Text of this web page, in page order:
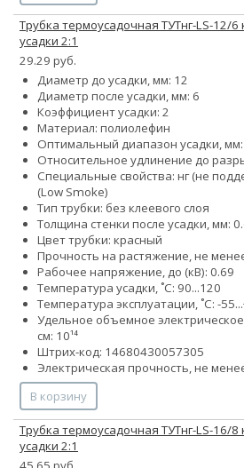
Трубка термоусадочная ТУТнг-LS-12/
усадки 2:1
29.29 руб.
Диаметр до усадки, мм: 12
Диаметр после усадки, мм: 6
Коэффициент усадки: 2
Материал: полиолефин
Оптимальный диапазон усадки,
Относительное удлинение до
Специальные свойства: нг (не
(Low Smoke)
Тип трубки: без клеевого слоя
Толщина стенки после усадки, мм:
Цвет трубки: красный
Прочность на растяжение, не
Рабочее напряжение, до (кВ): 0.69
Температура усадки, ˚С: 90...120
Температура эксплуатации, ˚С: -
Удельное объемное
см: 10¹⁴
Штрих-код: 14680430057305
Электрическая прочность, не
В корзину
Трубка термоусадочная ТУТнг-LS-16/
усадки 2:1